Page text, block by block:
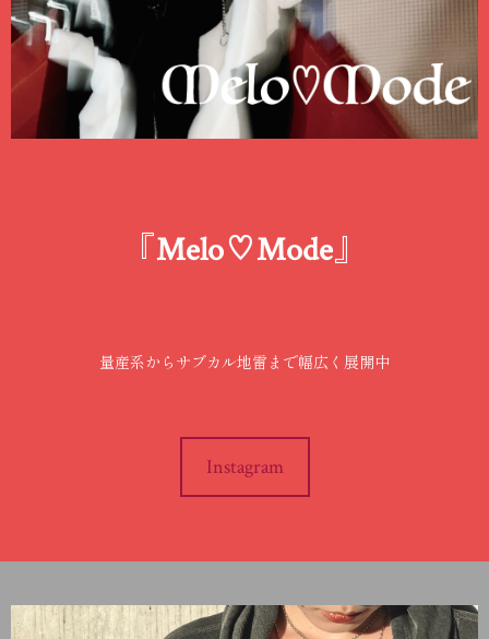
『Melo♡Mode』
量産系からサブカル地雷まで幅広く展開中
Instagram